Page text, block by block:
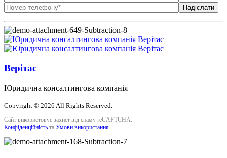
Верітас
Юридична консалтингова компанія
Copyright © 2026 All Rights Reserved.
Сайт використовує захист від спаму reCAPTCHA.
Конфіденційність та Умови використання